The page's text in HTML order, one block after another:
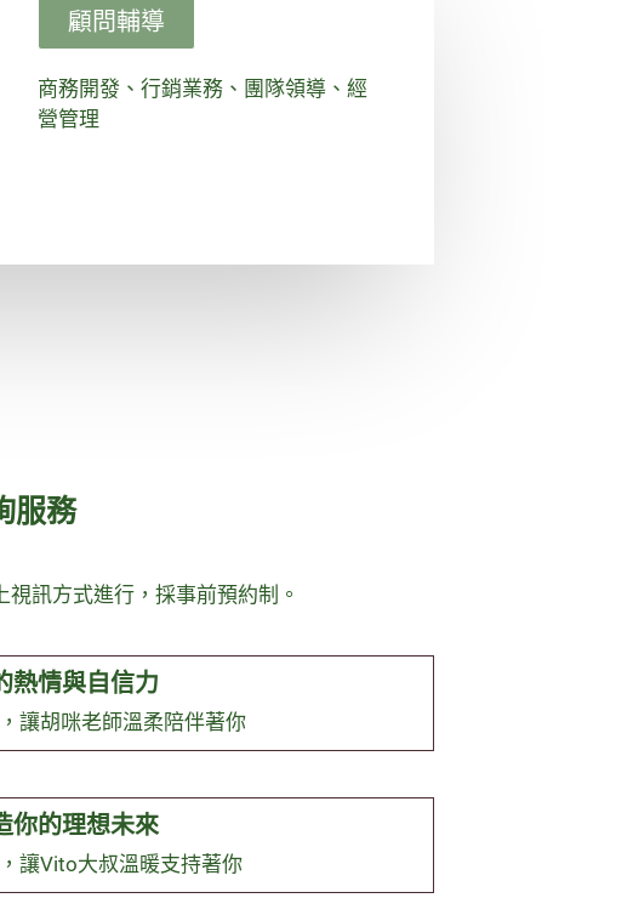
顧問輔導
商務開發、行銷業務、團隊領導、經
營管理
服務
視訊方式進行，採事前預約制。
熱情與自信力
讓胡咪老師溫柔陪伴著你
你的理想未來
讓Vito大叔溫暖支持著你